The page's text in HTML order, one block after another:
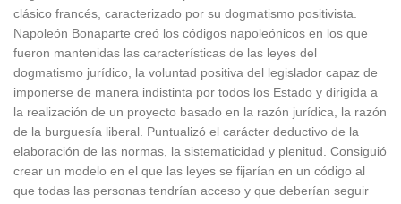
clásico francés, caracterizado por su dogmatismo positivista.
Napoleón Bonaparte creó los códigos napoleónicos en los que
fueron mantenidas las características de las leyes del
dogmatismo jurídico, la voluntad positiva del legislador capaz de
imponerse de manera indistinta por todos los Estado y dirigida a
la realización de un proyecto basado en la razón jurídica, la razón
de la burguesía liberal. Puntualizó el carácter deductivo de la
elaboración de las normas, la sistematicidad y plenitud. Consiguió
crear un modelo en el que las leyes se fijarían en un código al
que todas las personas tendrían acceso y que deberían seguir